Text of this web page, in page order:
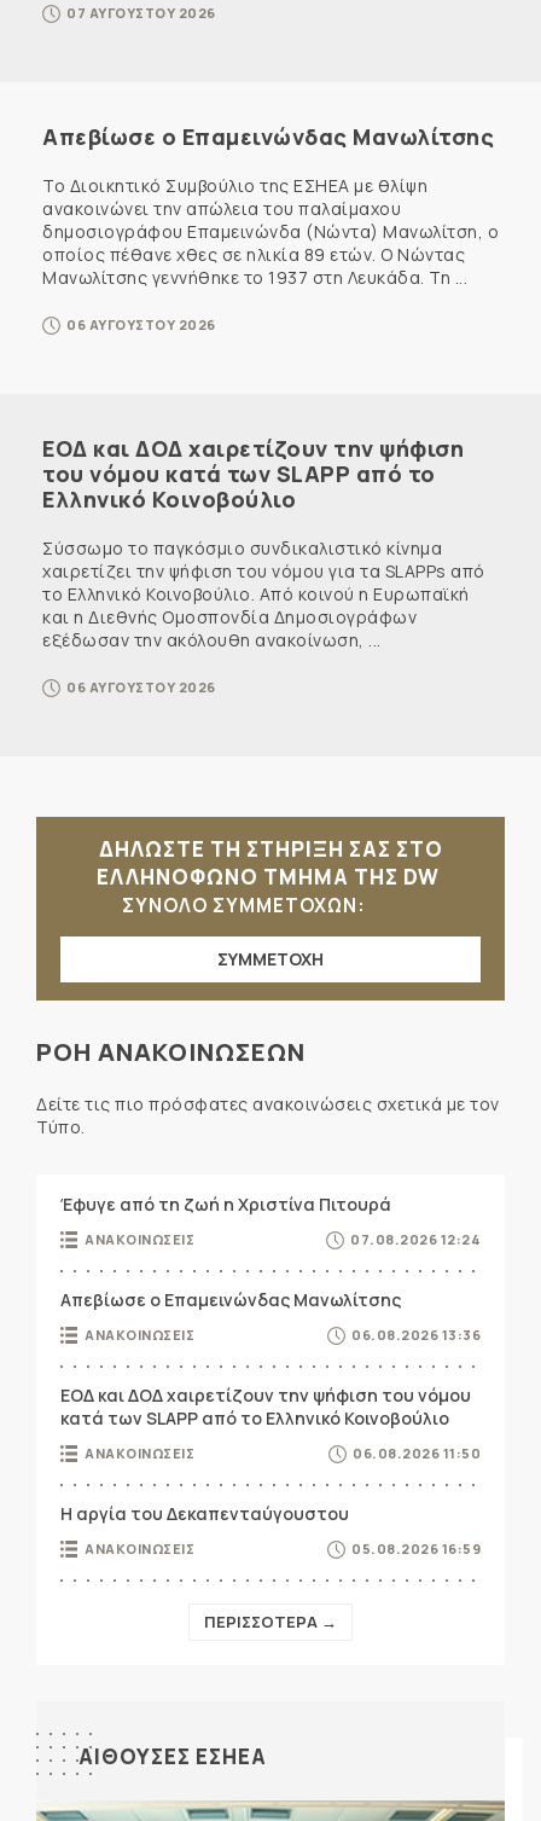
07 ΑΥΓΟΥΣΤΟΥ 2026
Απεβίωσε ο Επαμεινώνδας Μανωλίτσης
Το Διοικητικό Συμβούλιο της ΕΣΗΕΑ με θλίψη
ανακοινώνει την απώλεια του παλαίμαχου
δημοσιογράφου Επαμεινώνδα (Νώντα) Μανωλίτση, ο
οποίος πέθανε χθες σε ηλικία 89 ετών. Ο Νώντας
Μανωλίτσης γεννήθηκε το 1937 στη Λευκάδα. Τη ...
06 ΑΥΓΟΥΣΤΟΥ 2026
ΕΟΔ και ΔΟΔ χαιρετίζουν την ψήφιση
του νόμου κατά των SLAPP από το
Ελληνικό Κοινοβούλιο
Σύσσωμο το παγκόσμιο συνδικαλιστικό κίνημα
χαιρετίζει την ψήφιση του νόμου για τα SLAPPs από
το Ελληνικό Κοινοβούλιο. Από κοινού η Ευρωπαϊκή
και η Διεθνής Ομοσπονδία Δημοσιογράφων
εξέδωσαν την ακόλουθη ανακοίνωση, ...
06 ΑΥΓΟΥΣΤΟΥ 2026
ΔΗΛΩΣΤΕ ΤΗ ΣΤΗΡΙΞΗ ΣΑΣ ΣΤΟ
ΕΛΛΗΝΟΦΩΝΟ ΤΜΗΜΑ ΤΗΣ DW
ΣΥΝΟΛΟ ΣΥΜΜΕΤΟΧΩΝ:
ΣΥΜΜΕΤΟΧΗ
ΡΟΗ ΑΝΑΚΟΙΝΩΣΕΩΝ
Δείτε τις πιο πρόσφατες ανακοινώσεις σχετικά με τον
Τύπο.
Έφυγε από τη ζωή η Χριστίνα Πιτουρά
ΑΝΑΚΟΙΝΩΣΕΙΣ 07.08.2026 12:24
Απεβίωσε ο Επαμεινώνδας Μανωλίτσης
ΑΝΑΚΟΙΝΩΣΕΙΣ 06.08.2026 13:36
ΕΟΔ και ΔΟΔ χαιρετίζουν την ψήφιση του νόμου
κατά των SLAPP από το Ελληνικό Κοινοβούλιο
ΑΝΑΚΟΙΝΩΣΕΙΣ 06.08.2026 11:50
Η αργία του Δεκαπενταύγουστου
ΑΝΑΚΟΙΝΩΣΕΙΣ 05.08.2026 16:59
ΠΕΡΙΣΣΟΤΕΡΑ →
ΑΙΘΟΥΣΕΣ ΕΣΗΕΑ